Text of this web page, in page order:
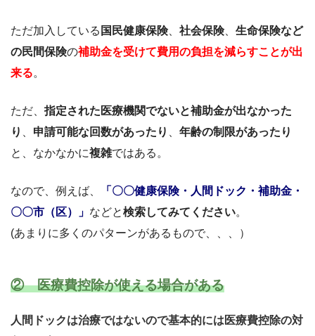
ただ加入している 国民健康保険、 社会保険、 生命保険など
の民間保険の補助金を受けて費用の負担を減らすことが出
来る。
ただ、 指定された医療機関でないと補助金が出なかった
り 、 申請可能な回数があったり 、 年齢の制限があったり
と、なかなかに複雑ではある。
なので、例えば、
「〇〇健康保険・人間ドック・補助金・
〇〇市（区）」 などと検索してみてください。
(あまりに多くのパターンがあるもので、、、）
② 医療費控除が使える場合がある
人間ドックは治療ではないので基本的には医療費控除の対